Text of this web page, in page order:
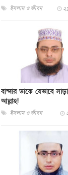
ইসলাম ও জীবন
বান্দার ডাকে যেভাবে
আল্লাহ!
ইসলাম ও জীবন